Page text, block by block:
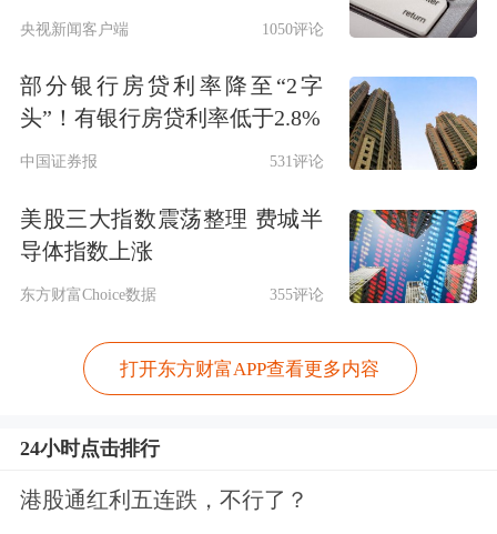
扫地机器人、空气净化器和吸尘器成为
了新家庭“三小件”。其中戴森、Blueair
等价位较高的国际品牌受到追捧，有更
多消费者愿意为品质和品牌溢价买单。
2017年，戴森一跃成为天猫双11小家电
类产品的Top4品牌，成功跻身品牌“亿
元俱乐部”。今年的天猫双11前，戴森
Airwrap卷发棒就启动了预售模式，每
天限量200件，连续几天都在1秒内被抢
购一空。从吸尘器、吹风机，再到最新
的卷发棒，戴森在中国消费升级的热潮
央视新闻客户端 1050评论
部分银行房贷利率降至“2字
头”！有银行房贷利率低于2.8%
中国证券报 531评论
美股三大指数震荡整理 费城半
导体指数上涨
东方财富Choice数据 355评论
打开东方财富APP查看更多内容
24小时点击排行
港股通红利五连跌，不行了？